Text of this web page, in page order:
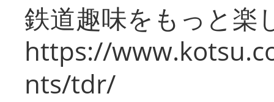
鉄道趣味をもっと楽
https://
nts/tdr/